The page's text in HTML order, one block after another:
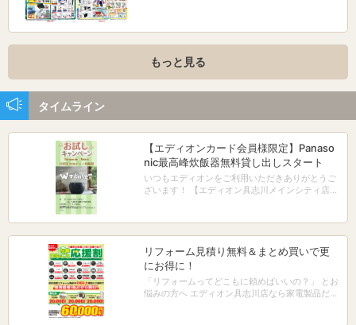
もっと見る
タイムライン
【エディオンカード会員様限定】Panaso
nic最高峰炊飯器無料貸し出しスタート
いつもエディオンをご利用いただきありがとうご
ざいます！ 【エディオン具志川メインシティ店限
貸出サービスを実施いたします！ エディオンカー
ド会員様限定で、お一人様【最大1週間】たっぷ
りお試しいただけます。 「購入前にじっくり試し
てみたい」「話題の高級炊飯器で炊いたごはんを
食べてみたい」という方は、ぜひこの機会にご利
用ください！ 貸出機の数には限りがございます。
（予約優先・先着順となりますのでお早めに申し
リフォーム見積り無料＆まとめ買いで更
にお得に！
「リフォームってどこもに頼めばいいの？」 とお
悩みの方へ エディオン具志川店なら家電製品だけ